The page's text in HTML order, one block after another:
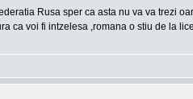
Rusa sper ca asta nu va va trezi
ca voi fi intzelesa ,romana o stiu de la